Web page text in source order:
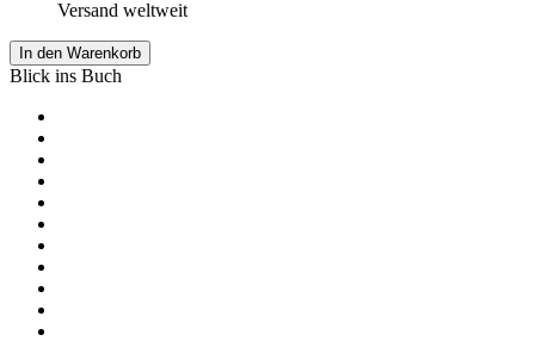
Versand weltweit
In den Warenkorb
Blick ins Buch